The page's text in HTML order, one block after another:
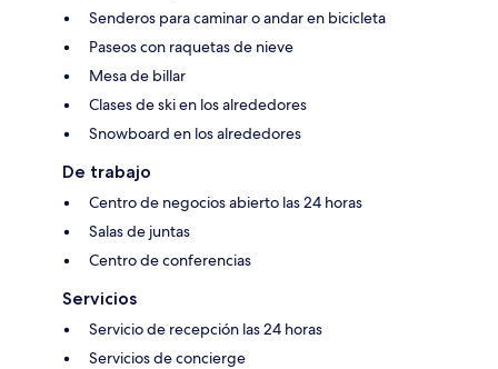
Senderos para caminar o andar en bicicleta
Paseos con raquetas de nieve
Mesa de billar
Clases de ski en los alrededores
Snowboard en los alrededores
De trabajo
Centro de negocios abierto las 24 horas
Salas de juntas
Centro de conferencias
Servicios
Servicio de recepción las 24 horas
Servicios de concierge